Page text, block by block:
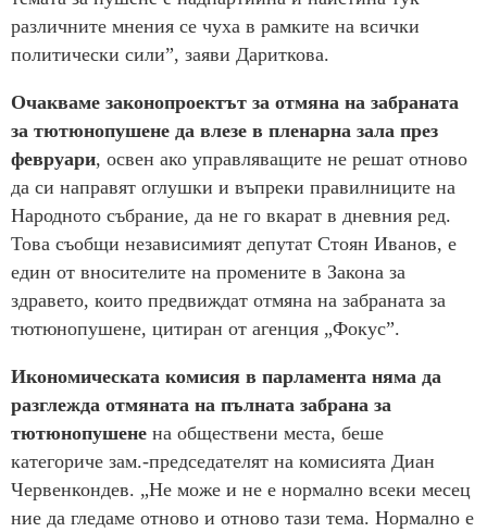
различните мнения се чуха в рамките на всички
политически сили”, заяви Дариткова.
Очакваме законопроектът за отмяна на забраната
за тютюнопушене да влезе в пленарна зала през
февруари, освен ако управляващите не решат отново
да си направят оглушки и въпреки правилниците на
Народното събрание, да не го вкарат в дневния ред.
Това съобщи независимият депутат Стоян Иванов, е
един от вносителите на промените в Закона за
здравето, които предвиждат отмяна на забраната за
тютюнопушене, цитиран от агенция „Фокус”.
Икономическата комисия в парламента няма да
разглежда отмяната на пълната забрана за
тютюнопушене на обществени места, беше
категориче зам.-председателят на комисията Диан
Червенкондев. „Не може и не е нормално всеки месец
ние да гледаме отново и отново тази тема. Нормално е